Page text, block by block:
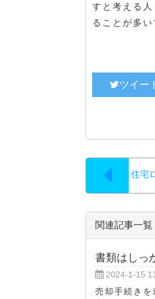
すと考える
ることが多い
住宅
関連記事一覧
書類はしっ
2024-1-15
売却手続き